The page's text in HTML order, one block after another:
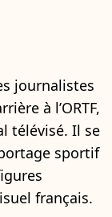
journalistes
à l’ORTF,
télévisé. Il se
sportif
français.